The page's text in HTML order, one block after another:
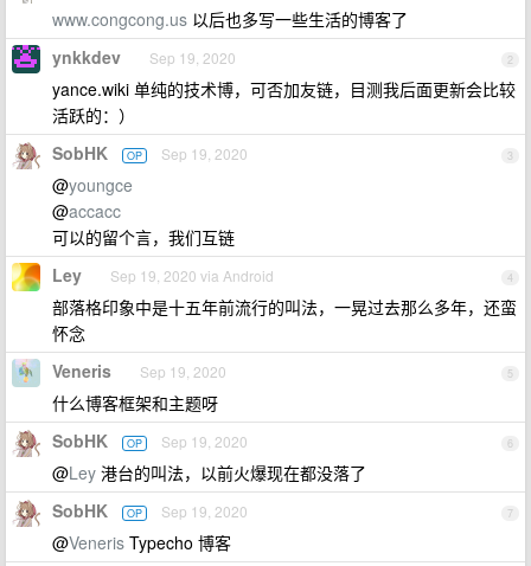
www.congcong.us 以后也多写一些生活的博客了
2
ynkkdev Sep 19, 2020
yance.wiki 单纯的技术博，可否加友链，目测我后面更新会比较
活跃的：）
3
SobHK OP Sep 19, 2020
@youngce
@accacc
可以的留个言，我们互链
4
Ley Sep 19, 2020 via Android
部落格印象中是十五年前流行的叫法，一晃过去那么多年，还蛮
怀念
5
Veneris Sep 19, 2020
什么博客框架和主题呀
6
SobHK OP Sep 19, 2020
@Ley 港台的叫法，以前火爆现在都没落了
7
SobHK OP Sep 19, 2020
@Veneris Typecho 博客